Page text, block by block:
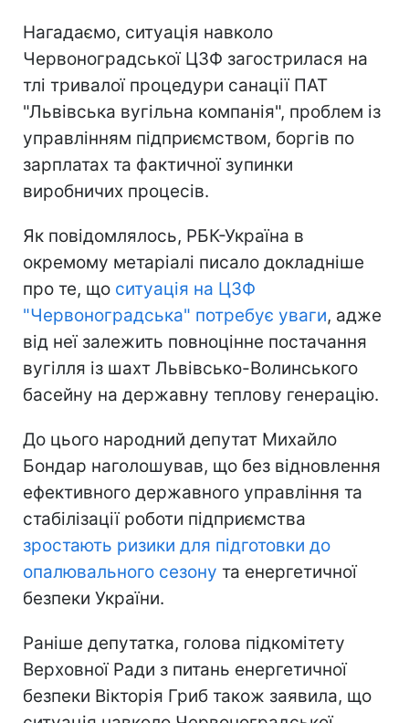
Нагадаємо, ситуація навколо
Червоноградської ЦЗФ загострилася на
тлі тривалої процедури санації ПАТ
"Львівська вугільна компанія", проблем із
управлінням підприємством, боргів по
зарплатах та фактичної зупинки
виробничих процесів.
Як повідомлялось, РБК-Україна в
окремому метаріалі писало докладніше
про те, що ситуація на ЦЗФ
"Червоноградська" потребує уваги, адже
від неї залежить повноцінне постачання
вугілля із шахт Львівсько-Волинського
басейну на державну теплову генерацію.
До цього народний депутат Михайло
Бондар наголошував, що без відновлення
ефективного державного управління та
стабілізації роботи підприємства
зростають ризики для підготовки до
опалювального сезону та енергетичної
безпеки України.
Раніше депутатка, голова підкомітету
Верховної Ради з питань енергетичної
безпеки Вікторія Гриб також заявила, що